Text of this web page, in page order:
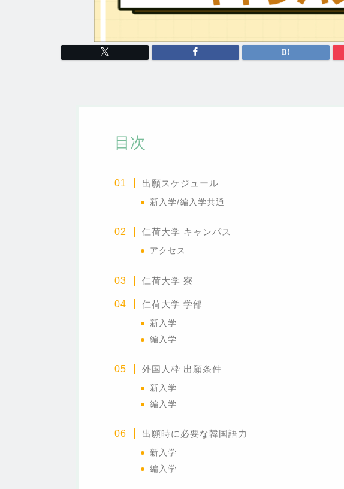
目次
出願スケジュール
新入学/編入学共通
仁荷大学 キャンパス
アクセス
仁荷大学 寮
仁荷大学 学部
新入学
編入学
外国人枠 出願条件
新入学
編入学
出願時に必要な韓国語力
新入学
編入学